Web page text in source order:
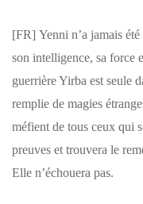
[FR] Yenni n’a jamais
son intelligence, sa force
guerrière Yirba est seule
remplie de magies
méfient de tous ceux qui
preuves et trouvera le
Elle n’échouera pas.